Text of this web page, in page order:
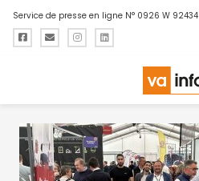
Service de presse en ligne N° 0926 W 92434